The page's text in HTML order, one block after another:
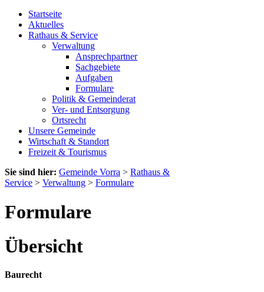
Startseite
Aktuelles
Rathaus & Service
Verwaltung
Ansprechpartner
Sachgebiete
Aufgaben
Formulare
Politik & Gemeinderat
Ver- und Entsorgung
Ortsrecht
Unsere Gemeinde
Wirtschaft & Standort
Freizeit & Tourismus
Sie sind hier: Gemeinde Vorra > Rathaus &
Service > Verwaltung > Formulare
Formulare
Übersicht
Baurecht